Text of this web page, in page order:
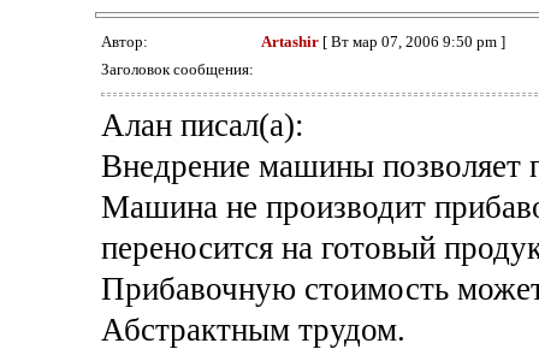
Автор: Artashir[ Вт мар 07, 2006 9:50 pm ]
Заголовок сообщения:
Алан писал(а):
Внедрение машины позволяет
Машина не производит
переносится на готовый
Прибавочную стоимость
Абстрактным трудом.